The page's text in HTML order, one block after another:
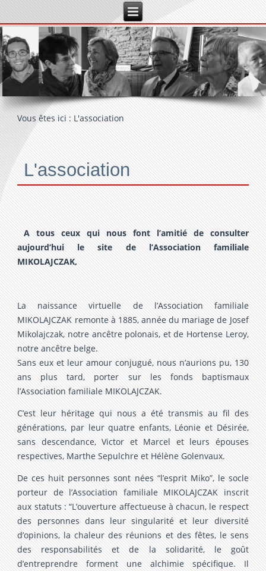
Vous êtes ici :L'association
L'association
A tous ceux qui nous font l’amitié de consulter
aujourd’hui le site de l’Association familiale
MIKOLAJCZAK,
La naissance virtuelle de l’Association familiale
MIKOLAJCZAK remonte à 1885, année du mariage de Josef
Mikolajczak, notre ancêtre polonais, et de Hortense Leroy,
notre ancêtre belge.
Sans eux et leur amour conjugué, nous n’aurions pu, 130
ans plus tard, porter sur les fonds baptismaux
l’Association familiale MIKOLAJCZAK.
C’est leur héritage qui nous a été transmis au fil des
générations, par leur quatre enfants, Léonie et Désirée,
sans descendance, Victor et Marcel et leurs épouses
respectives, Marthe Sepulchre et Hélène Golenvaux.
De ces huit personnes sont nées “l’esprit Miko”, le socle
porteur de l’Association familiale MIKOLAJCZAK inscrit
aux statuts : “L’ouverture affectueuse à chacun, le respect
des personnes dans leur singularité et leur diversité
d’opinions, la chaleur des réunions et des fêtes, le sens
des responsabilités et de la solidarité, le goût
d’entreprendre forment une alchimie spécifique. Il